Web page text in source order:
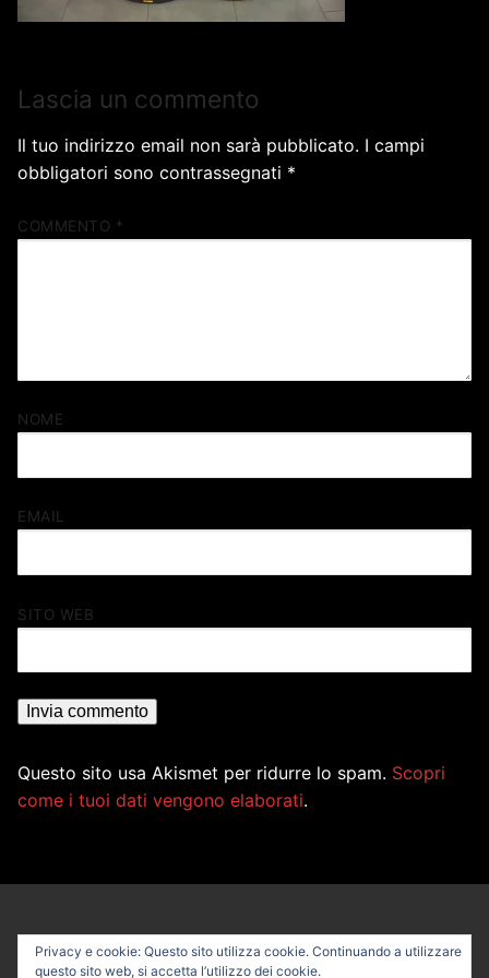
Lascia un commento
Il tuo indirizzo email non sarà pubblicato. I campi
obbligatori sono contrassegnati *
COMMENTO *
NOME
EMAIL
SITO WEB
Questo sito usa Akismet per ridurre lo spam. Scopri
come i tuoi dati vengono elaborati.
Privacy e cookie: Questo sito utilizza cookie. Continuando a utilizzare
questo sito web, si accetta l’utilizzo dei cookie.